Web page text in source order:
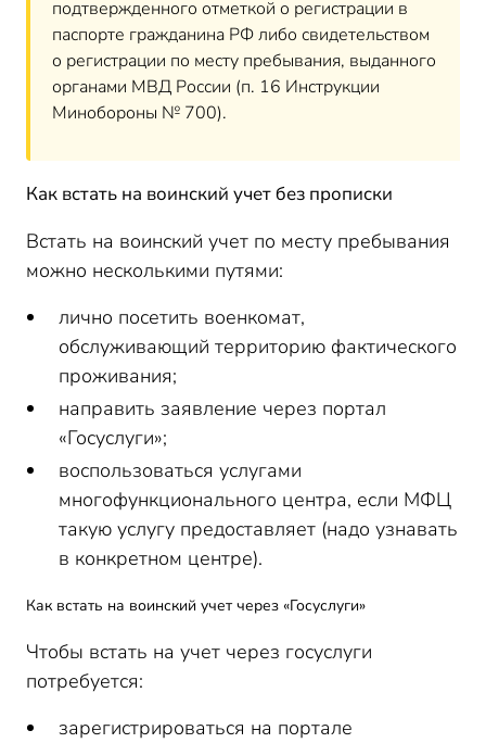
подтвержденного отметкой о регистрации в
паспорте гражданина РФ либо свидетельством
о регистрации по месту пребывания, выданного
органами МВД России (п. 16 Инструкции
Минобороны № 700).
Как встать на воинский учет без прописки
Встать на воинский учет по месту пребывания
можно несколькими путями:
лично посетить военкомат,
обслуживающий территорию фактического
проживания;
направить заявление через портал
«Госуслуги»;
воспользоваться услугами
многофункционального центра, если МФЦ
такую услугу предоставляет (надо узнавать
в конкретном центре).
Как встать на воинский учет через «Госуслуги»
Чтобы встать на учет через госуслуги
потребуется:
зарегистрироваться на портале